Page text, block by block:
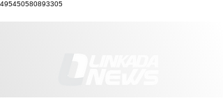
495450580893305